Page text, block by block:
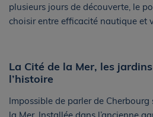
plusieurs jours de découverte, le
choisir entre efficacité nautique et
La Cité de la Mer, les
l’histoire
Impossible de parler de